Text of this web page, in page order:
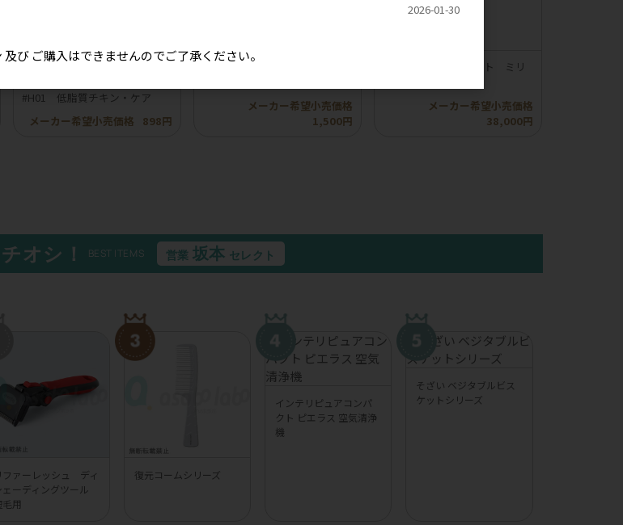
［冷凍］【BuddyFOOD】バデ
#H01 低脂質チキン・ケア
メーカー希望小売価格
898円
【ROKKA】ロッカ エアドラ
メーカー希望小売価格
1,500円
【compet】コムペット ミリ
メーカー希望小売価格
38,000円
オシ！ BEST ITEMS 営業 坂本 セレクト
ファーレッシュ ディ
ェーディングツール
毛用
復元コームシリーズ
インテリピュアコンパ
クト ピエラス 空気清浄
機
そざい ベジタブルビス
ケットシリーズ
2026-01-30
び ご購入はできませんのでご了承ください。